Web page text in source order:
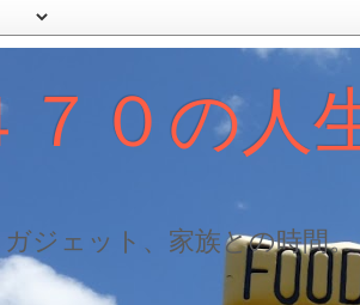
７０の人
ジェット、家族との時間